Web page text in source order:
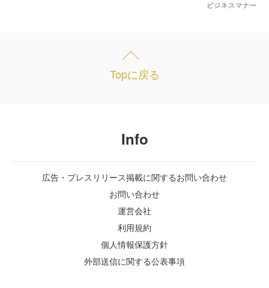
ビジネスマナー
Topに戻る
Info
広告・プレスリリース掲載に関するお問い合わせ
お問い合わせ
運営会社
利用規約
個人情報保護方針
外部送信に関する公表事項